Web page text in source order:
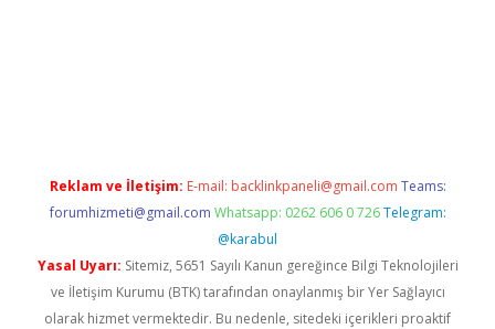
Reklam ve İletişim: E-mail: backlinkpaneli@gmail.com Teams:
forumhizmeti@gmail.com Whatsapp: 0262 606 0 726 Telegram:
@karabul
Yasal Uyarı: Sitemiz, 5651 Sayılı Kanun gereğince Bilgi Teknolojileri
ve İletişim Kurumu (BTK) tarafından onaylanmış bir Yer Sağlayıcı
olarak hizmet vermektedir. Bu nedenle, sitedeki içerikleri proaktif